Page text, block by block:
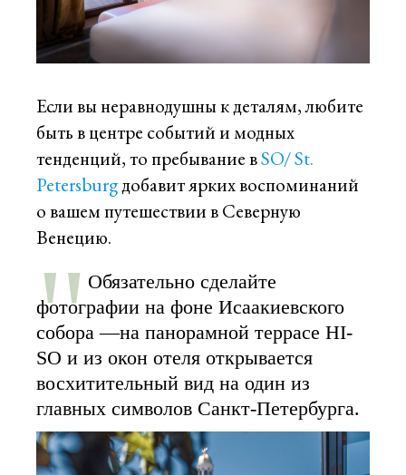
Если вы неравнодушны к деталям, любите
быть в центре событий и модных
тенденций, то пребывание вSO/ St.
Petersburgдобавит ярких воспоминаний
о вашем путешествии в Северную
Венецию.
Обязательно сделайте
фотографии на фоне Исаакиевского
собора —на панорамной террасе HI-
SO и из окон отеля открывается
восхитительный вид на один из
главных символов Санкт-Петербурга.